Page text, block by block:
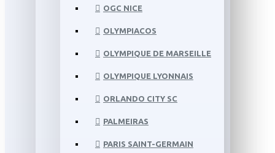
OGC NICE
OLYMPIACOS
OLYMPIQUE DE MARSEILLE
OLYMPIQUE LYONNAIS
ORLANDO CITY SC
PALMEIRAS
PARIS SAINT-GERMAIN